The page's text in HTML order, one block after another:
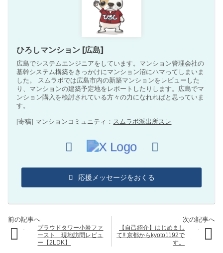
ひろしマンション [広島]
広島でシステムエンジニアをしています。マンション管理会社の
基幹システム構築をきっかけにマンション沼にハマってしまいま
した。 スムラボでは広島市内の新築マンションをレビューした
り、マンションの建築予定地をレポートしたりします。広島でマ
ンション購入を検討されている方々の力になれればと思っていま
す。
[寄稿] マンションコミュニティ： スムラボ派出所スレ
応援メッセージをおくる
プラウドタワー小岩ファ
ースト 現地訪問レビュ
ー【2LDK】
【自己紹介】はじめまし
て!! 京都からkyoto1192で
す。